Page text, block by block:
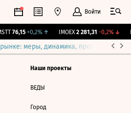
Войти
76,15 +0,2%↑ IMOEX 2 281,31 -0,2%↓
меры, динамика, прогнозы
Наши проекты
ВЕДЫ
Город